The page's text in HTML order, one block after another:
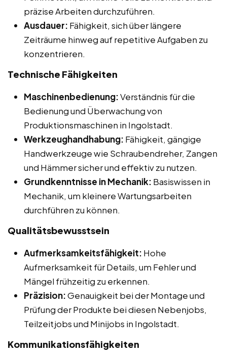
präzise Arbeiten durchzuführen.
Ausdauer: Fähigkeit, sich über längere
Zeiträume hinweg auf repetitive Aufgaben zu
konzentrieren.
Technische Fähigkeiten
Maschinenbedienung:Verständnis für die
Bedienung und Überwachung von
Produktionsmaschinen in Ingolstadt.
Werkzeughandhabung: Fähigkeit, gängige
Handwerkzeuge wie Schraubendreher, Zangen
und Hämmer sicher und effektiv zu nutzen.
Grundkenntnisse in Mechanik: Basiswissen in
Mechanik, um kleinere Wartungsarbeiten
durchführen zu können.
Qualitätsbewusstsein
Aufmerksamkeitsfähigkeit: Hohe
Aufmerksamkeit für Details, um Fehler und
Mängel frühzeitig zu erkennen.
Präzision:Genauigkeit bei der Montage und
Prüfung der Produkte bei diesen Nebenjobs,
Teilzeitjobs und Minijobs in Ingolstadt.
Kommunikationsfähigkeiten